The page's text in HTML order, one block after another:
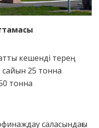
кешенді терең
25 тонна
тонна
саласындағы